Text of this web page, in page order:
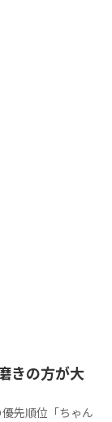
きの方が大
先順位「ちゃん